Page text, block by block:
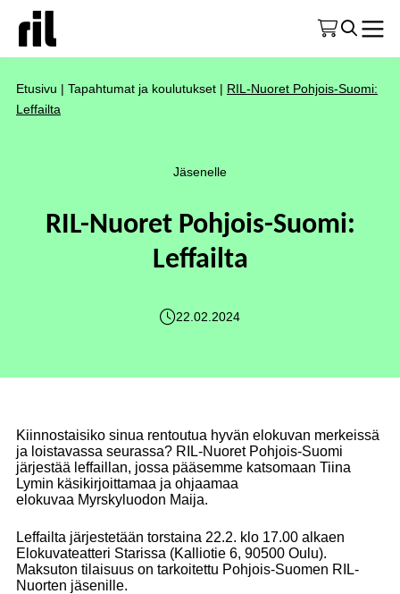
Etusivu | Tapahtumat ja koulutukset | RIL-Nuoret Pohjois-Suomi:
Leffailta
Jäsenelle
RIL-Nuoret Pohjois-Suomi:
Leffailta
22.02.2024
Kiinnostaisiko sinua rentoutua hyvän elokuvan merkeissä
ja loistavassa seurassa? RIL-Nuoret Pohjois-Suomi
järjestää leffaillan, jossa pääsemme katsomaan Tiina
Lymin käsikirjoittamaa ja ohjaamaa
elokuvaa Myrskyluodon Maija.
Leffailta järjestetään torstaina 22.2. klo 17.00 alkaen
Elokuvateatteri Starissa (Kalliotie 6, 90500 Oulu).
Maksuton tilaisuus on tarkoitettu Pohjois-Suomen RIL-
Nuorten jäsenille.